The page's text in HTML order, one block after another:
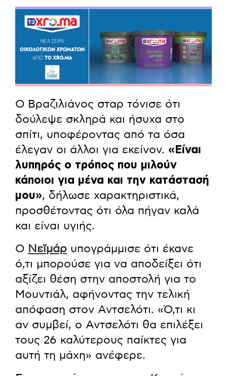
Ο Βραζιλιάνος σταρ τόνισε ότι
δούλεψε σκληρά και ήσυχα στο
σπίτι, υποφέροντας από τα όσα
έλεγαν οι άλλοι για εκείνον. «Είναι
λυπηρός ο τρόπος που μιλούν
κάποιοι για μένα και την κατάστασή
μου», δήλωσε χαρακτηριστικά,
προσθέτοντας ότι όλα πήγαν καλά
και είναι υγιής.
Ο Νεϊμάρ υπογράμμισε ότι έκανε
ό,τι μπορούσε για να αποδείξει ότι
αξίζει θέση στην αποστολή για το
Μουντιάλ, αφήνοντας την τελική
απόφαση στον Αντσελότι. «Ό,τι κι
αν συμβεί, ο Αντσελότι θα επιλέξει
τους 26 καλύτερους παίκτες για
αυτή τη μάχη» ανέφερε.